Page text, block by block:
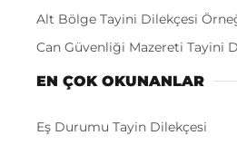
Alt Bölge Tayini Dilekçesi
Can Güvenliği Mazereti Tayini
EN ÇOK OKUNANLAR
Eş Durumu Tayin Dilekçesi